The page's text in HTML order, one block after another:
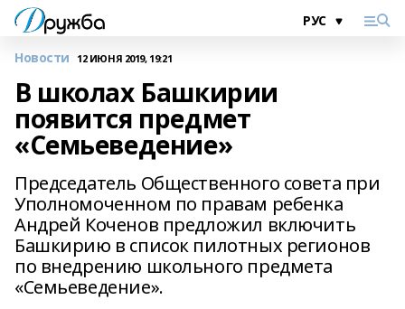
Новости 12 ИЮНЯ 2019, 19:21
В школах Башкирии
появится предмет
«Семьеведение»
Председатель Общественного совета при
Уполномоченном по правам ребенка
Андрей Коченов предложил включить
Башкирию в список пилотных регионов
по внедрению школьного предмета
«Семьеведение».